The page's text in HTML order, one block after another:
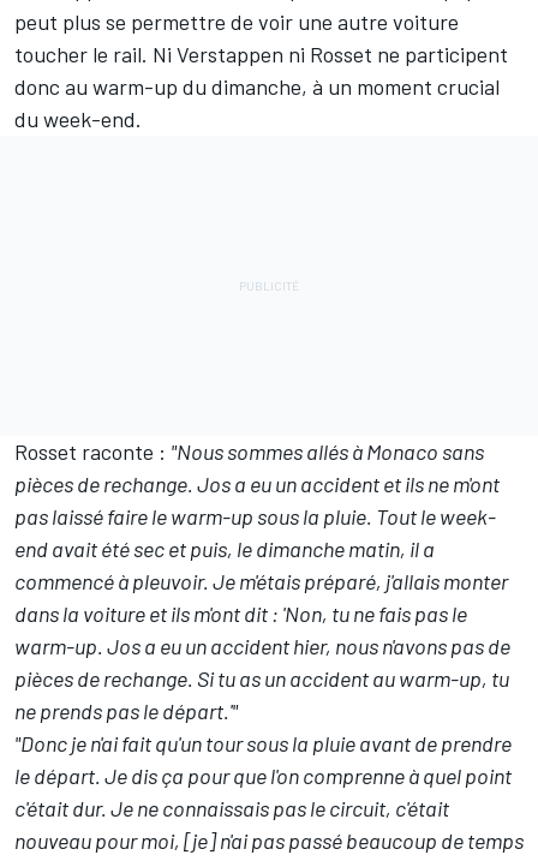
peut plus se permettre de voir une autre voiture
toucher le rail. Ni Verstappen ni Rosset ne participent
donc au warm-up du dimanche, à un moment crucial
du week-end.
Rosset raconte : "Nous sommes allés à Monaco sans
pièces de rechange. Jos a eu un accident et ils ne m'ont
pas laissé faire le warm-up sous la pluie. Tout le week-
end avait été sec et puis, le dimanche matin, il a
commencé à pleuvoir. Je m'étais préparé, j'allais monter
dans la voiture et ils m'ont dit : 'Non, tu ne fais pas le
warm-up. Jos a eu un accident hier, nous n'avons pas de
pièces de rechange. Si tu as un accident au warm-up, tu
ne prends pas le départ.'"
"Donc je n'ai fait qu'un tour sous la pluie avant de prendre
le départ. Je dis ça pour que l'on comprenne à quel point
c'était dur. Je ne connaissais pas le circuit, c'était
nouveau pour moi, [je] n'ai pas passé beaucoup de temps